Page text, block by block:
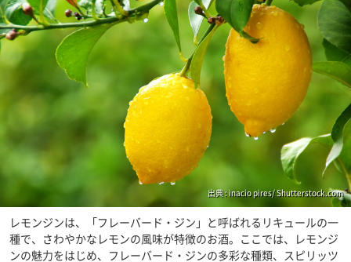
出典 : inacio pires/ Shutterstock.com
レモンジンは、「フレーバード・ジン」と呼ばれるリキュールの一
種で、さわやかなレモンの風味が特徴のお酒。ここでは、レモンジ
ンの魅力をはじめ、フレーバード・ジンの多彩な種類、スピリッツ